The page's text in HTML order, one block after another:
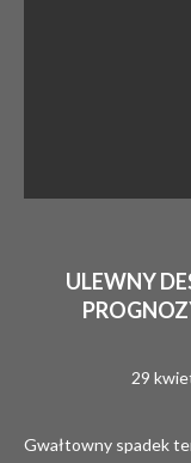
ULEWNY
29
Gwałtowny spadek